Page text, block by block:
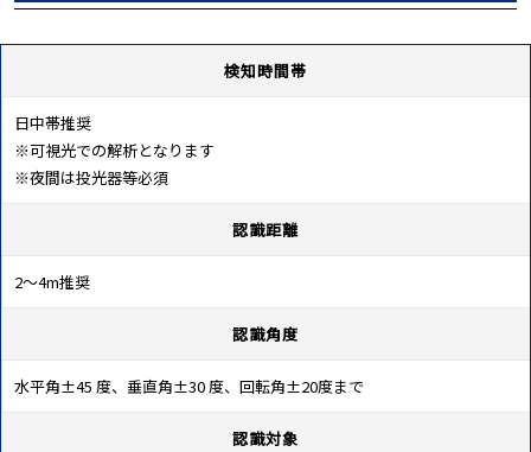
検知時間帯
日中帯推奨
※可視光での解析となります
※夜間は投光器等必須
認識距離
2～4m推奨
認識角度
水平角±45 度、垂直角±30 度、回転角±20度まで
認識対象